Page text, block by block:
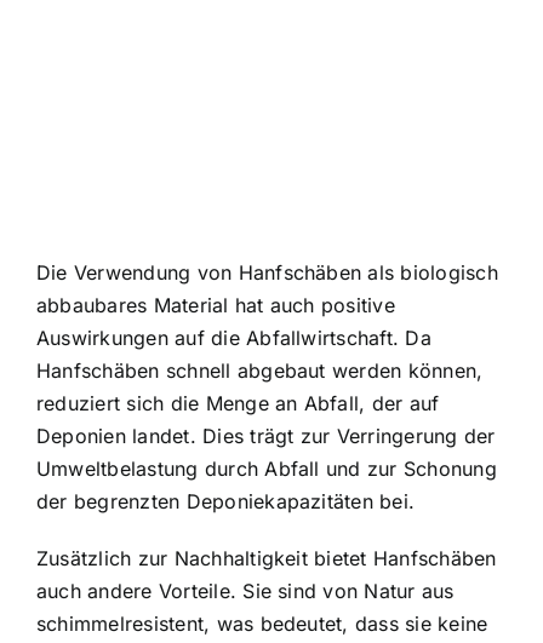
Die Verwendung von Hanfschäben als biologisch
abbaubares Material hat auch positive
Auswirkungen auf die Abfallwirtschaft. Da
Hanfschäben schnell abgebaut werden können,
reduziert sich die Menge an Abfall, der auf
Deponien landet. Dies trägt zur Verringerung der
Umweltbelastung durch Abfall und zur Schonung
der begrenzten Deponiekapazitäten bei.
Zusätzlich zur Nachhaltigkeit bietet Hanfschäben
auch andere Vorteile. Sie sind von Natur aus
schimmelresistent, was bedeutet, dass sie keine